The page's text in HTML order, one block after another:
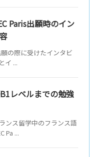
Paris出願時のイン
の際に受けたインタビ
イ ...
レベルまでの勉強
ンス留学中のフランス語
Pa ...